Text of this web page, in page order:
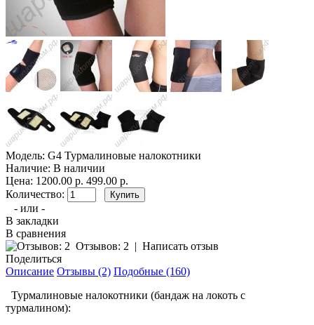
Модель: G4 Турмалиновые налокотники
Наличие: В наличии
Цена: 1200.00 р. 499.00 р.
Количество:
- или -
В закладки
В сравнения
Отзывов: 2 | Написать отзыв
Поделиться
Описание Отзывы (2) Подобные (160)
Турмалиновые налокотники (бандаж на локоть с
турмалином):